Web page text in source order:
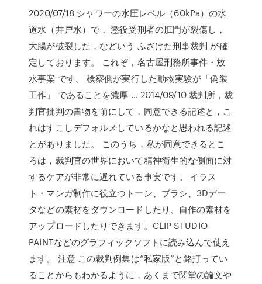
2020/07/18 シャワーの水圧レベル（60kPa）の水
道水（井戸水）で， 懲役受刑者の肛門が裂傷し，
大腸が破裂した，などいう ふざけた刑事裁判 が確
定しております。 これぞ，名古屋刑務所事件・放
水事案 です。 検察側が実行した動物実験が「偽装
工作」 であることを濃厚 … 2014/09/10 裁判所，裁
判官批判の書物を前にして，同意できる記述と，こ
れはすこしデフォルメしているかなと思われる記述
とがありました。 このうち，私が同意できるとこ
ろは，裁判官の世界において精神衛生的な側面に対
するケアが非常に遅れている事実です。 イラス
ト・マンガ制作に役立つトーン、ブラシ、3Dデー
タなどの素材をダウンロードしたり、自作の素材を
アップロードしたりできます。CLIP STUDIO
PAINTなどのグラフィックソフトに読み込んで使え
ます。 注意 この裁判例集は“私家版”と銘打ってい
ることからもわかるように，あくまで関堂の論文や